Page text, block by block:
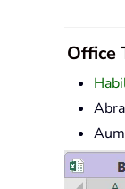
Office